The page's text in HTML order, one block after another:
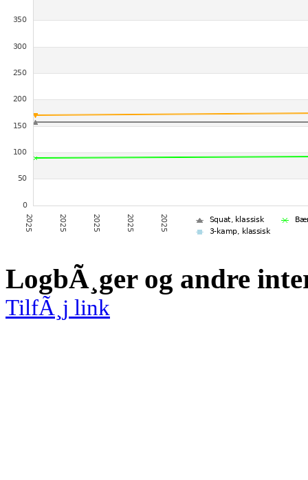
LogbÃ¸ger og andre
TilfÃ¸j link